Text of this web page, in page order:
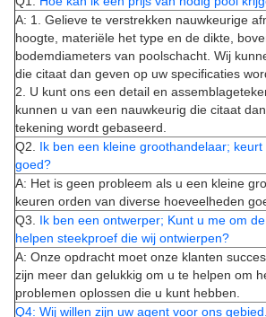
A: 1. Gelieve te verstrekken nauwkeurige
hoogte, materiële het type en de dikte,
bodemdiameters van poolschacht. Wij
die citaat dan geven op uw specificaties
2. U kunt ons een detail en
kunnen u van een nauwkeurig die citaat
tekening wordt gebaseerd.
Q2. Ik ben een kleine groothandelaar;
goed?
A: Het is geen probleem als u een kleine
keuren orden van diverse hoeveelheden
Q3. Ik ben een ontwerper; Kunt u me om
helpen steekproef die wij ontwierpen?
A: Onze opdracht moet onze klanten
zijn meer dan gelukkig om u te helpen om
problemen oplossen die u kunt hebben.
Q4: Wij willen zijn uw agent voor ons